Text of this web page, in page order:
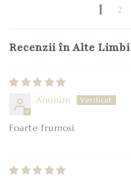
1 2
Recenzii în Alte Limbi
Anonim
Foarte frumosi